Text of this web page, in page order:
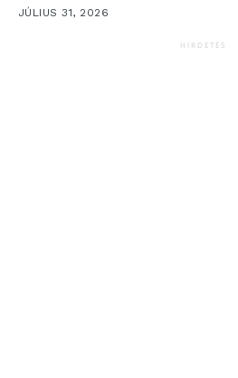
JÚLIUS 31, 2026
HIRDETÉS